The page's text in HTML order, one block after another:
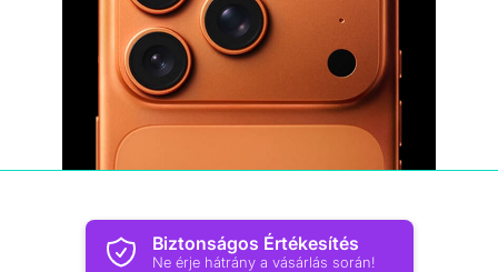
Biztonságos Értékesítés
Ne érje hátrány a vásárlás során!